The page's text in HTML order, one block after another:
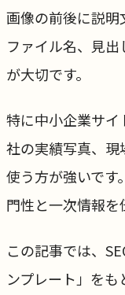
画像の前後に説明
ファイル名、見
が大切です。
特に中小企業サイ
社の実績写真、
使う方が強いです
門性と一次情報を
この記事では、
ンプレート」を